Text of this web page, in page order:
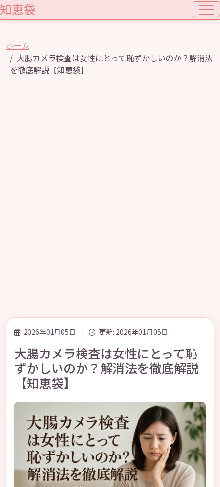
知恵袋
ホーム
大腸カメラ検査は女性にとって恥ずかしいのか？解消法
を徹底解説【知恵袋】
2026年01月05日 | 更新: 2026年01月05日
大腸カメラ検査は女性にとって恥
ずかしいのか？解消法を徹底解説
【知恵袋】